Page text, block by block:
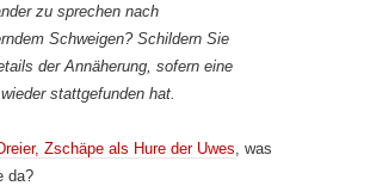
zu sprechen nach
Schweigen? Schildern Sie
der Annäherung, sofern eine
stattgefunden hat.
Zschäpe als Hure der Uwes , was
da?